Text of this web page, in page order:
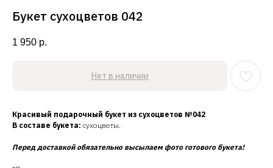
Букет сухоцветов 042
1 950 р.
Нет в наличии
Красивый подарочный букет из сухоцветов №042
В составе букета: сухоцветы.
Перед доставкой обязательно высылаем фото готового букета!